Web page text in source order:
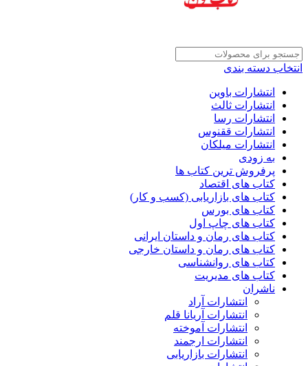
انتخاب دسته بندی
انتشارات باوین
انتشارات ثالث
انتشارات رسا
انتشارات ققنوس
انتشارات میلکان
به زودی
پرفروش ترین کتاب ها
کتاب های اقتصاد
کتاب های بازاریابی (کسب و کار)
کتاب های بورس
کتاب های چاپ اول
کتاب های رمان و داستان ایرانی
کتاب های رمان و داستان خارجی
کتاب های روانشناسی
کتاب های مدیریت
ناشران
انتشارات آراد
انتشارات آریانا قلم
انتشارات آموخته
انتشارات ارجمند
انتشارات بازاریابی